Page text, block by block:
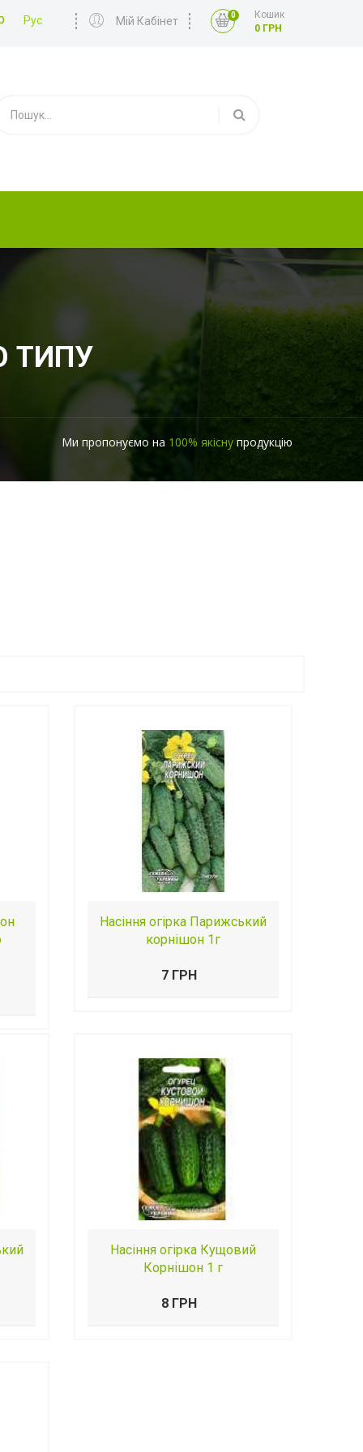
Рус Мій Кабінет 0
Кошик
0 ГРН
ТИПУ
Ми пропонуємо на 100% якісну продукцію
Насіння огірка Парижський
корнішон 1г
7 ГРН
Насіння огірка Кущовий
Корнішон 1 г
8 ГРН